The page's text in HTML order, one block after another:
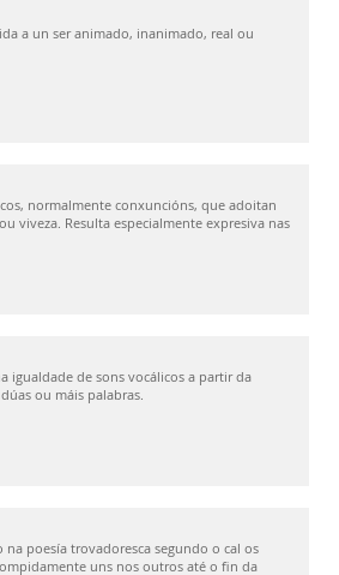
a un ser animado, inanimado, real ou
normalmente conxuncións, que adoitan
viveza. Resulta especialmente expresiva nas
igualdade de sons vocálicos a partir da
ou máis palabras.
na poesía trovadoresca segundo o cal os
uns nos outros até o fin da